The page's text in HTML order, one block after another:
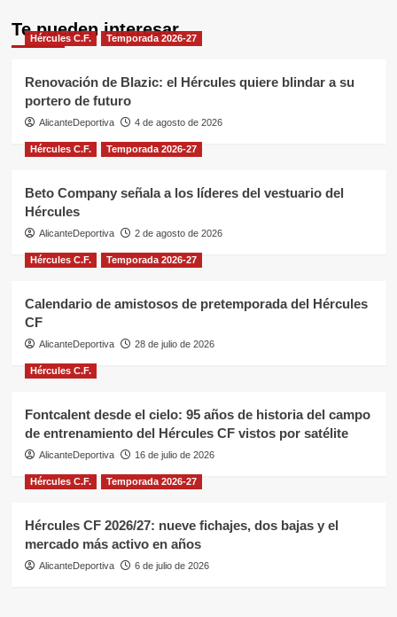
Te pueden interesar
Hércules C.F. Temporada 2026-27
Renovación de Blazic: el Hércules quiere blindar a su
portero de futuro
AlicanteDeportiva 4 de agosto de 2026
Hércules C.F. Temporada 2026-27
Beto Company señala a los líderes del vestuario del
Hércules
AlicanteDeportiva 2 de agosto de 2026
Hércules C.F. Temporada 2026-27
Calendario de amistosos de pretemporada del Hércules
CF
AlicanteDeportiva 28 de julio de 2026
Hércules C.F.
Fontcalent desde el cielo: 95 años de historia del campo
de entrenamiento del Hércules CF vistos por satélite
AlicanteDeportiva 16 de julio de 2026
Hércules C.F. Temporada 2026-27
Hércules CF 2026/27: nueve fichajes, dos bajas y el
mercado más activo en años
AlicanteDeportiva 6 de julio de 2026